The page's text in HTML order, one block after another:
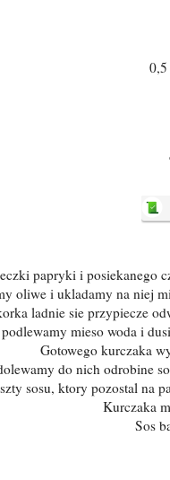
papryki i posiekanego
oliwe i ukladamy na niej
ladnie sie przypiecze
podlewamy mieso woda i
Gotowego kurczaka
do nich odrobine
sosu, ktory pozostal na
Kurczaka
Sos